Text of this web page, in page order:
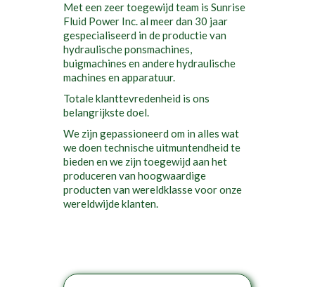
Met een zeer toegewijd team is Sunrise
Fluid Power Inc. al meer dan 30 jaar
gespecialiseerd in de productie van
hydraulische ponsmachines,
buigmachines en andere hydraulische
machines en apparatuur.
Totale klanttevredenheid is ons
belangrijkste doel.
We zijn gepassioneerd om in alles wat
we doen technische uitmuntendheid te
bieden en we zijn toegewijd aan het
produceren van hoogwaardige
producten van wereldklasse voor onze
wereldwijde klanten.